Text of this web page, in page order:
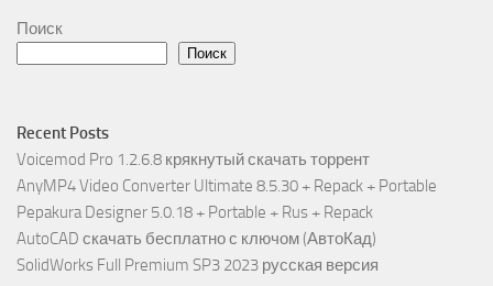
Поиск
Поиск
Recent Posts
Voicemod Pro 1.2.6.8 крякнутый скачать торрент
AnyMP4 Video Converter Ultimate 8.5.30 + Repack + Portable
Pepakura Designer 5.0.18 + Portable + Rus + Repack
AutoCAD скачать бесплатно с ключом (АвтоКад)
SolidWorks Full Premium SP3 2023 русская версия